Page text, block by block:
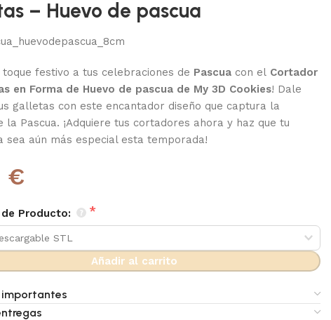
– Huevo de pascua
toque festivo a tus celebraciones de Pascuacon el Cortador
en Forma de Huevo de pascua de My 3D Cookies! Dale
galletas con este encantador diseño que captura la
la Pascua. ¡Adquiere tus cortadores ahora y haz que tu
sea aún más especial esta temporada!
€
Producto:
Añadir al carrito